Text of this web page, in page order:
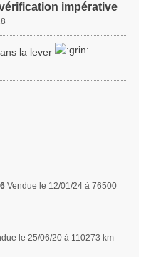
impérative
la lever
Vendue le 12/01/24 à 76500
le 25/06/20 à 110273 km